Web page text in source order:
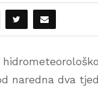
naredna dva